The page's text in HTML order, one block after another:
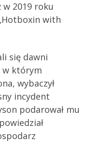
2019 roku
with
się dawni
w którym
wybaczył
incydent
podarował mu